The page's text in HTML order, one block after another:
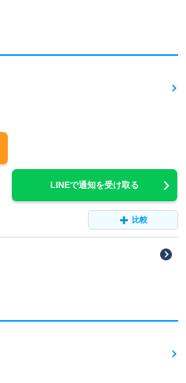
LINEで通知を受け取る
比較